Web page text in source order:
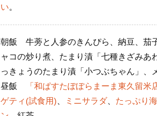
い。
朝飯 牛蒡と人参のきんぴら、納豆、茄
ャコの炒り煮、たまり漬「七種きざみあ
っきょうのたまり漬「小つぶちゃん」、
昼飯
「和ぱすたぽぽらまーま東久留
ゲティ(試食用)、 ミニサラダ、 たっぷり